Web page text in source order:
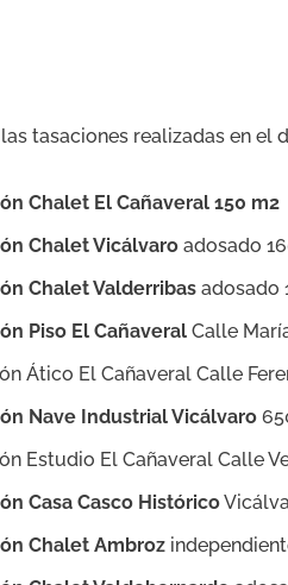
tasaciones realizadas en el
Chalet El Cañaveral 150 m2
Chalet Vicálvaro adosado
Chalet Valderribas adosado
Piso El Cañaveral Calle
Ático El Cañaveral Calle
Nave Industrial Vicálvaro
Estudio El Cañaveral Calle
Casa Casco Histórico
Chalet Ambroz